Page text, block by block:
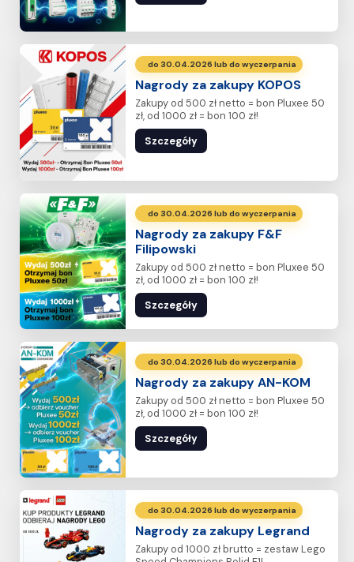
do 30.04.2026 lub do wyczerpania
Nagrody za zakupy KOPOS
Zakupy od 500 zł netto = bon Pluxee 50
zł, od 1000 zł = bon 100 zł!
Szczegóły
do 30.04.2026 lub do wyczerpania
Nagrody za zakupy F&F
Filipowski
Zakupy od 500 zł netto = bon Pluxee 50
zł, od 1000 zł = bon 100 zł!
Szczegóły
do 30.04.2026 lub do wyczerpania
Nagrody za zakupy AN-KOM
Zakupy od 500 zł netto = bon Pluxee 50
zł, od 1000 zł = bon 100 zł!
Szczegóły
do 30.04.2026 lub do wyczerpania
Nagrody za zakupy Legrand
Zakupy od 1000 zł brutto = zestaw Lego